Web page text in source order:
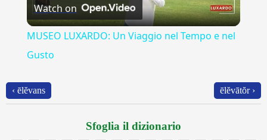
Video
Watch on
MUSEO LUXARDO: Un Viaggio nel Tempo e nel
Gusto
‹ ēlĕvans ēlĕvātŏr ›
Sfoglia il dizionario